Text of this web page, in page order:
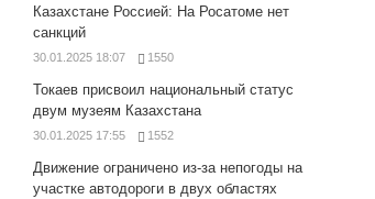
Казахстане Россией: На Росатоме нет
санкций
30.01.2025 18:07 1550
Токаев присвоил национальный статус
двум музеям Казахстана
30.01.2025 17:55 1552
Движение ограничено из-за непогоды на
участке автодороги в двух областях